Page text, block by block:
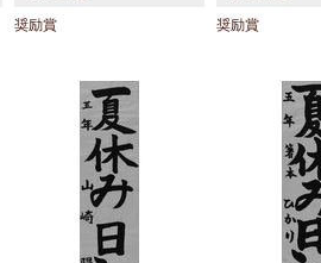
奨励賞 奨励賞